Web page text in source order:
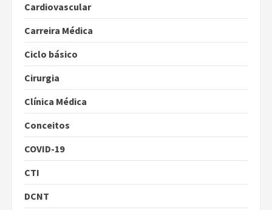
Cardiovascular
Carreira Médica
Ciclo básico
Cirurgia
Clínica Médica
Conceitos
COVID-19
CTI
DCNT